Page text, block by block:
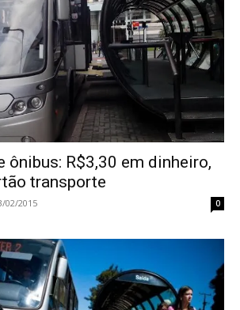
ônibus: R$3,30 em dinheiro,
transporte
02/2015 0